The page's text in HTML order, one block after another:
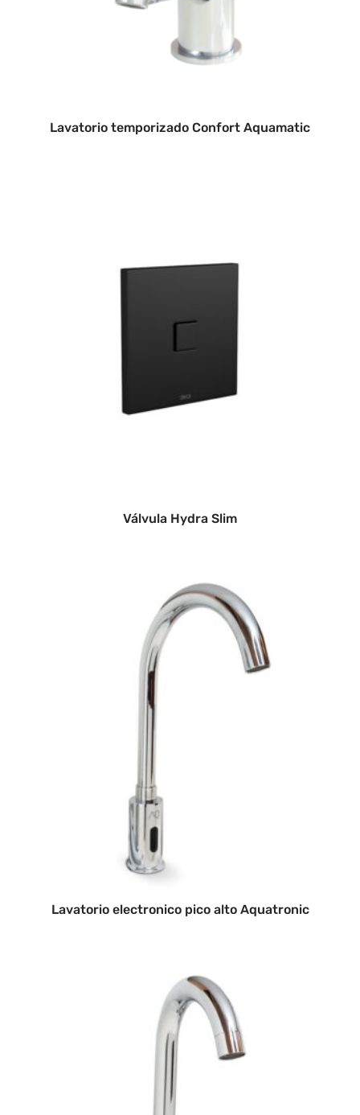
Lavatorio temporizado Confort Aquamatic
Válvula Hydra Slim
Lavatorio electronico pico alto Aquatronic